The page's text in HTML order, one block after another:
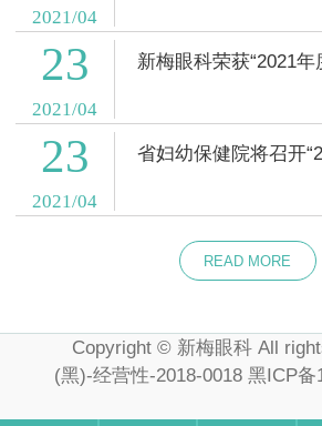
2021/04
23
2021/04
新梅眼科荣获“2021
23
2021/04
省妇幼保健院将召开
READ MORE
Copyright © 新梅眼科 All
(黑)-经营性-2018-0018 黑ICP备